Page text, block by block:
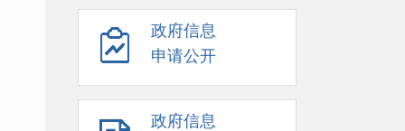
政府信息
申请公开
政府信息